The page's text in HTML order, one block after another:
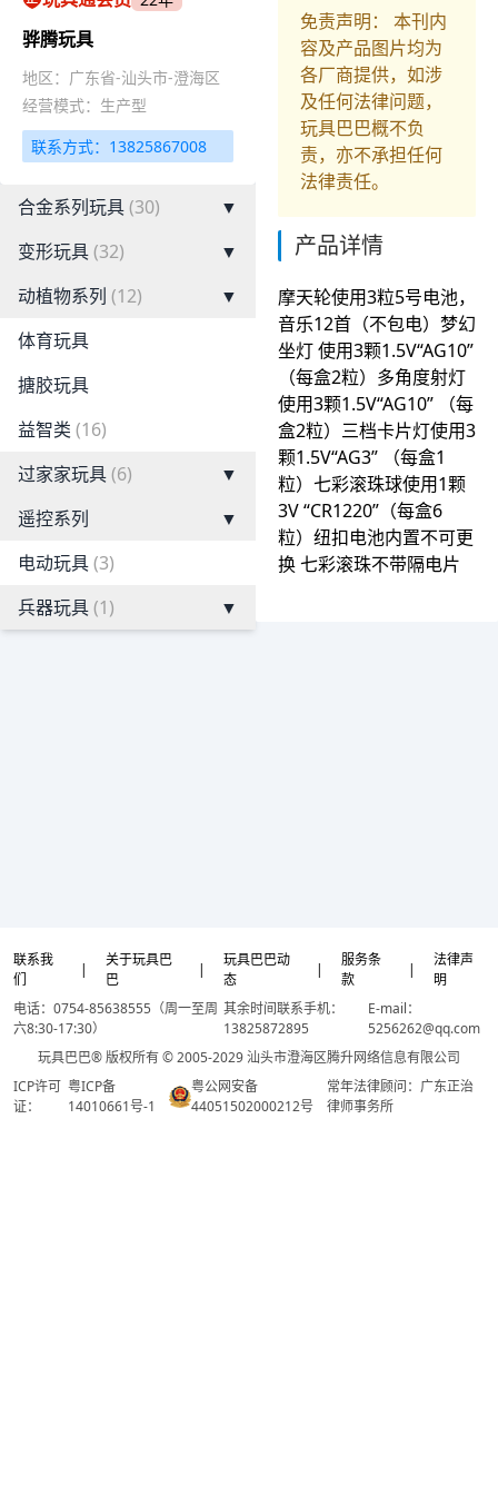
骅腾玩具
地区：广东省-汕头市-澄海区
经营模式：生产型
联系方式：13825867008
合金系列玩具(30)
▼
变形玩具(32)
▼
动植物系列 (12)
▼
体育玩具
搪胶玩具
益智类 (16)
过家家玩具(6)
▼
遥控系列
▼
电动玩具(3)
兵器玩具(1) ▼
免责声明： 本刊内
容及产品图片均为
各厂商提供，如涉
及任何法律问题，
玩具巴巴概不负
责，亦不承担任何
法律责任。
产品详情
摩天轮使用3粒5号电池，
音乐12首（不包电）梦幻
坐灯 使用3颗1.5V“AG10”
（每盒2粒）多角度射灯
使用3颗1.5V“AG10” （每
盒2粒）三档卡片灯使用3
颗1.5V“AG3” （每盒1
粒）七彩滚珠球使用1颗
3V “CR1220”（每盒6
粒）纽扣电池内置不可更
换 七彩滚珠不带隔电片
联系我
们
|
关于玩具巴
巴
|
玩具巴巴动
态
|
服务条
款
|
法律声
明
电话：0754-85638555（周一至周
六8:30-17:30）
其余时间联系手机：
13825872895
E-mail：
5256262@qq.com
玩具巴巴® 版权所有 © 2005-2029 汕头市澄海区腾升网络信息有限公司
ICP许可
证：
粤ICP备
14010661号-1
粤公网安备
44051502000212号
常年法律顾问：广东正治
律师事务所